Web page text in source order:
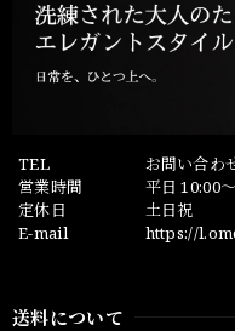
TEL
お問い合わ
営業時間
平日 10:00
定休日
土日祝
E-mail
https://
送料について